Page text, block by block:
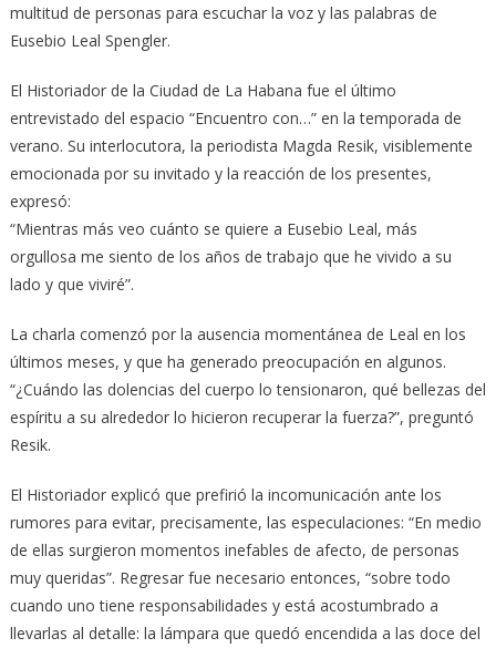
multitud de personas para escuchar la voz y las palabras de
Eusebio Leal Spengler.
El Historiador de la Ciudad de La Habana fue el último
entrevistado del espacio “Encuentro con…” en la temporada de
verano. Su interlocutora, la periodista Magda Resik, visiblemente
emocionada por su invitado y la reacción de los presentes,
expresó:
“Mientras más veo cuánto se quiere a Eusebio Leal, más
orgullosa me siento de los años de trabajo que he vivido a su
lado y que viviré”.
La charla comenzó por la ausencia momentánea de Leal en los
últimos meses, y que ha generado preocupación en algunos.
“¿Cuándo las dolencias del cuerpo lo tensionaron, qué bellezas del
espíritu a su alrededor lo hicieron recuperar la fuerza?”, preguntó
Resik.
El Historiador explicó que prefirió la incomunicación ante los
rumores para evitar, precisamente, las especulaciones: “En medio
de ellas surgieron momentos inefables de afecto, de personas
muy queridas”. Regresar fue necesario entonces, “sobre todo
cuando uno tiene responsabilidades y está acostumbrado a
llevarlas al detalle: la lámpara que quedó encendida a las doce del